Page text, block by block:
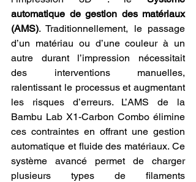
automatique de gestion des matériaux
(AMS). Traditionnellement, le passage
d’un matériau ou d’une couleur à un
autre durant l’impression nécessitait
des interventions manuelles,
ralentissant le processus et augmentant
les risques d’erreurs. L’AMS de la
Bambu Lab X1-Carbon Combo élimine
ces contraintes en offrant une gestion
automatique et fluide des matériaux. Ce
système avancé permet de charger
plusieurs types de filaments